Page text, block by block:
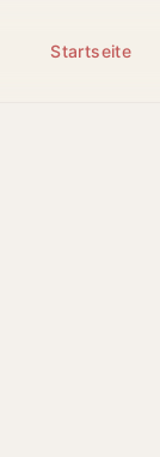
Startseite